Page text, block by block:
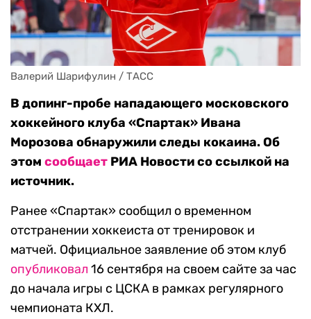
Валерий Шарифулин / ТАСС
В допинг-пробе нападающего московского
хоккейного клуба «Спартак» Ивана
Морозова обнаружили следы кокаина. Об
этом сообщает РИА Новости со ссылкой на
источник.
Ранее «Спартак» сообщил о временном
отстранении хоккеиста от тренировок и
матчей. Официальное заявление об этом клуб
опубликовал 16 сентября на своем сайте за час
до начала игры с ЦСКА в рамках регулярного
чемпионата КХЛ.